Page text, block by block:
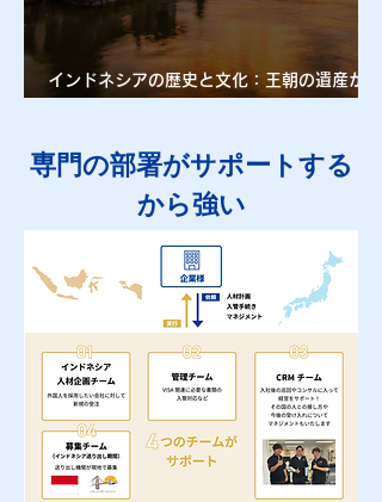
インドネシアの歴史と文化：王朝の遺産から
専門の部署がサポートする
から強い